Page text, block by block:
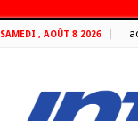
SAMEDI , AOÛT 8 2026